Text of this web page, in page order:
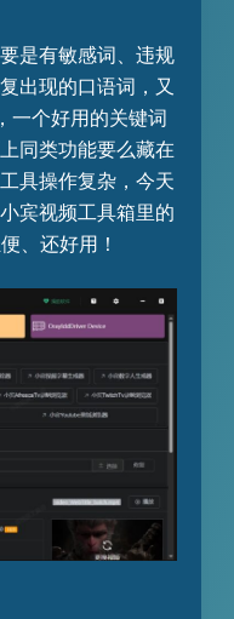
是有敏感词、违规
出现的口语词，又
个好用的关键词
同类功能要么藏在
具操作复杂，今天
宾视频工具箱里的
、还好用！